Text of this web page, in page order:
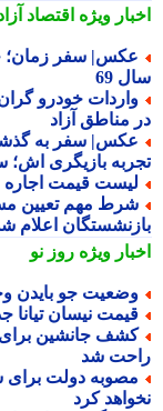
ویژهاقتصاد آزاد
69
خودرو گران
مناطق آزاد
بازیگری اش؛ سال
قیمت اجاره مسکن
مهم تعیین
اعلام شد
ویژهروز نو
جو بایدن
نیسان تیانا جدید در
جانشین برای
شد
دولت برای
کرد